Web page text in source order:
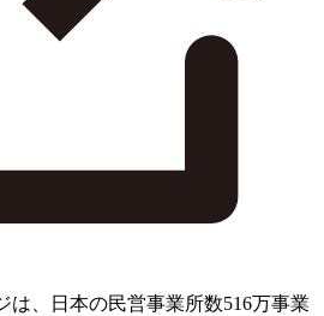
、日本の民営事業所数516万事業